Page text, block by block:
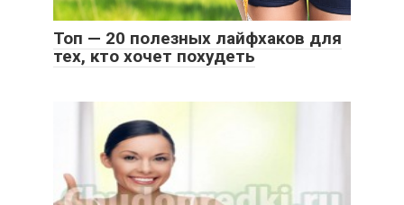
Топ — 20 полезных лайфхаков для
тех, кто хочет похудеть